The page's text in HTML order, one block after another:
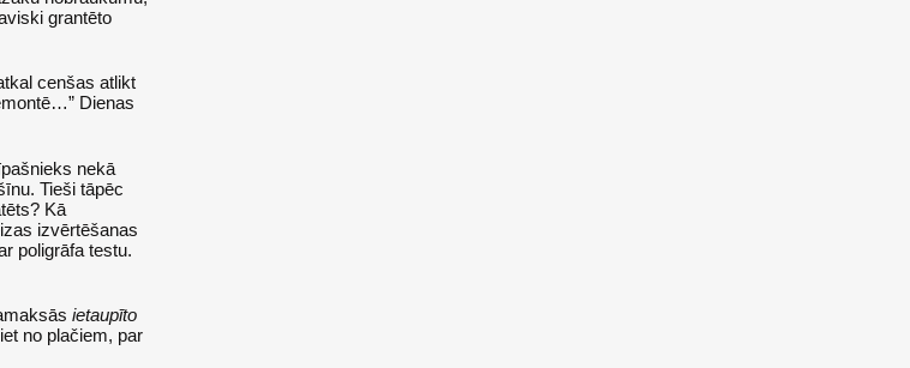
grantēto
cenšas atlikt
Dienas
nekā
Tieši tāpēc
Kā
izvērtēšanas
poligrāfa testu.
ietaupīto
no plačiem, par